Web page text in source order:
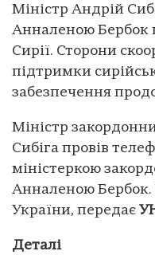
Міністр Андрій
Анналеною Бербок
Сирії. Сторони
підтримки
забезпечення
Міністр
Сибіга провів
міністеркою
Анналеною
України, передає
Деталі